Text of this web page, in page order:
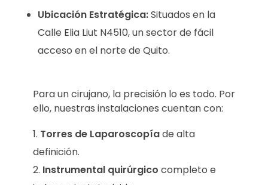
Ubicación Estratégica:Situados en la
Calle Elia Liut N4510, un sector de fácil
acceso en el norte de Quito.
Para un cirujano, la precisión lo es todo. Por
ello, nuestras instalaciones cuentan con:
Torres de Laparoscopíade alta
definición.
Instrumental quirúrgico completo e